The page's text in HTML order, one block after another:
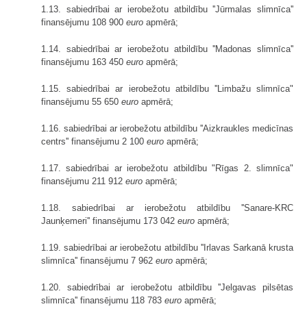
1.13. sabiedrībai ar ierobežotu atbildību ''Jūrmalas slimnīca''
finansējumu 108 900 euro apmērā;
1.14. sabiedrībai ar ierobežotu atbildību ''Madonas slimnīca''
finansējumu 163 450 euro apmērā;
1.15. sabiedrībai ar ierobežotu atbildību ''Limbažu slimnīca"
finansējumu 55 650 euro apmērā;
1.16. sabiedrībai ar ierobežotu atbildību ''Aizkraukles medicīnas
centrs'' finansējumu 2 100 euro apmērā;
1.17. sabiedrībai ar ierobežotu atbildību "Rīgas 2. slimnīca"
finansējumu 211 912 euro apmērā;
1.18. sabiedrībai ar ierobežotu atbildību ''Sanare-KRC
Jaunķemeri'' finansējumu 173 042 euro apmērā;
1.19. sabiedrībai ar ierobežotu atbildību ''Irlavas Sarkanā krusta
slimnīca'' finansējumu 7 962 euro apmērā;
1.20. sabiedrībai ar ierobežotu atbildību ''Jelgavas pilsētas
slimnīca'' finansējumu 118 783 euro apmērā;